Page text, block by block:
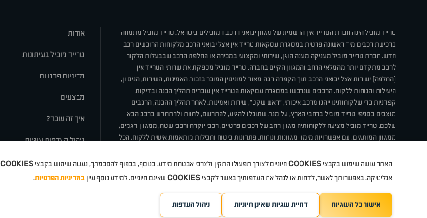
טרייד מוביל הינה חברת הטרייד אין הרשמית של מגוון יבואני הרכב המובילים בישראל. טרייד מוביל מתמחה
ברכישת רכבים מיד ראשונה פרטית במסגרת עסקאות טרייד אין אצל יבואני הרכב מלקוחות הרוכשים רכב
חדש. חברת טרייד מוביל מעניקה מענה הוגן, שירותי ומקצועי במכירה או החלפת הרכב שבבעלות הלקוח
לרכב מתקדם יותר מהמלאי הרחב והמגוון הקיים בחברה. טרייד מוביל מספקת את שרותי הטרייד אין
(החלפה) ישירות אצל יבואני הרכב תוך הקפדה רבה מאוד למוניטין המוכר בזכות האמינות, השירות, הניסיון,
היעילות והנוחות ללקוח. הרכבים שנרכשו במסגרת עסקאות הטרייד אין עוברים תהליך הכנה ובדיקות
קפדניות כדי שלקוחותינו ייהנו מרכב איכותי, "ראש שקט", שירות ואמינות. לאחר תהליך ההכנה, הרכבים
מוצבים בסניפי טרייד מוביל ברחבי הארץ, על מנת שתוכלו להגיע, להתרשם, לחוות ולהתחדש ברכב הבא
שלכם. טרייד מוביל מציעה ללקוחותיה מגוון רחב של רכבים פרטיים, רכבי יוקרה ורכבי שטח, ממגוון דגמים,
ממגוון המותגים, עם אפשרויות מימון מגוונות ונוחות, פתרונות ביטוח וחבילות מותאמות אישית ללקוח, הכל
אודות
טרייד מוביל בעיתונות
מדיניות פרטיות
מבצעים
איך זה עובד?
ניהול העדפות עוגיות
קיהסיטרואןאופלפיג'וMG
Geelyמזדהבי ווי דיצ'ריטסלהניסאןטויוטה דאצ'יה פולקסווגןטסלהג'יפ ב מ וולקסוסאאודיסקודה
TradeMobile instagram
TradeMobile youtube
TradeMobile facebook ריגו מרקטינג - קידום אתרים כל הזכויות שמורות טרייד מוביל
האתר עושה שימוש בקבצי COOKIESחיוניים לצורך תפעולו התקין ולצרכי אבטחת מידע. בנוסף, בכפוף להסכמתך, נעשה שימוש בקבצי COOKIES
אנליטיקה. באפשרותך לאשר, לדחות או לנהל את העדפותיך באשר לקבצי COOKIES שאינם חיוניים. למידע נוסף עיין במדיניות הפרטיות.
אישור כל העוגיות דחיית עוגיות שאינן חיוניות ניהול העדפות